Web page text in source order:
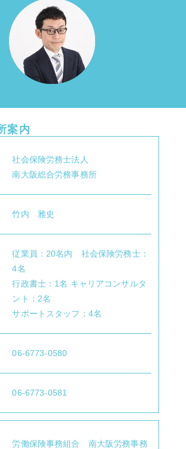
TOP
案内
社会保険労務士法人
南大阪総合労務事務所
竹内 雅史
従業員：20名内 社会保険労務士：
4名
行政書士：1名 キャリアコンサルタ
ント：2名
サポートスタッフ：4名
06-6773-0580
06-6773-0581
労働保険事務組合 南大阪労務事務